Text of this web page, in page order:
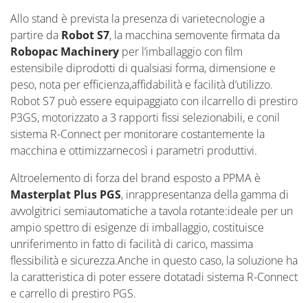
Allo stand è prevista la presenza di varietecnologie a
partire da Robot S7, la macchina semovente firmata da
Robopac Machinery per l’imballaggio con film
estensibile diprodotti di qualsiasi forma, dimensione e
peso, nota per efficienza,affidabilità e facilità d’utilizzo.
Robot S7 può essere equipaggiato con ilcarrello di prestiro
P3GS, motorizzato a 3 rapporti fissi selezionabili, e conil
sistema R-Connect per monitorare costantemente la
macchina e ottimizzarnecosì i parametri produttivi.
Altroelemento di forza del brand esposto a PPMA è
Masterplat Plus PGS, inrappresentanza della gamma di
avvolgitrici semiautomatiche a tavola rotante:ideale per un
ampio spettro di esigenze di imballaggio, costituisce
unriferimento in fatto di facilità di carico, massima
flessibilità e sicurezza.Anche in questo caso, la soluzione ha
la caratteristica di poter essere dotatadi sistema R-Connect
e carrello di prestiro PGS.